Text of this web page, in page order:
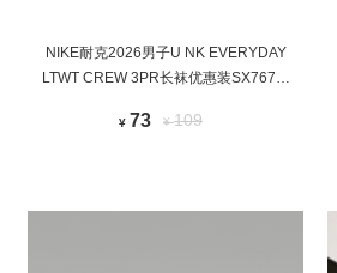
NIKE耐克2026男子U NK EVERYDAY
LTWT CREW 3PR长袜优惠装SX7676-
¥ 73 ¥109